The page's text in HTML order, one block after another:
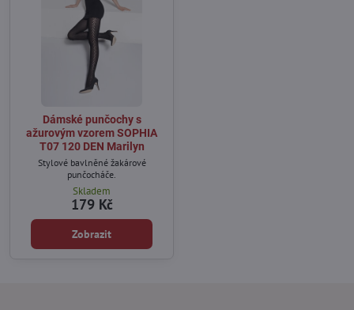
Dámské punčochy s
ažurovým vzorem SOPHIA
T07 120 DEN Marilyn
Stylové bavlněné žakárové
punčocháče.
Skladem
179 Kč
Zobrazit